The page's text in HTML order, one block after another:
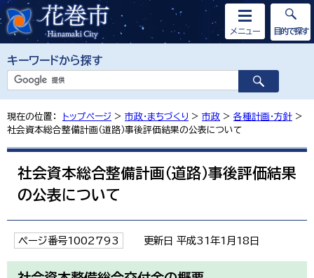
キーワードから探す
メニュー 目的で探す
現在の位置： トップページ > 市政・まちづくり > 市政 > 各種計画・方針 >
社会資本総合整備計画（道路）事後評価結果の公表について
社会資本総合整備計画（道路）事後評価結果
の公表について
ページ番号1002793 更新日 平成31年1月18日